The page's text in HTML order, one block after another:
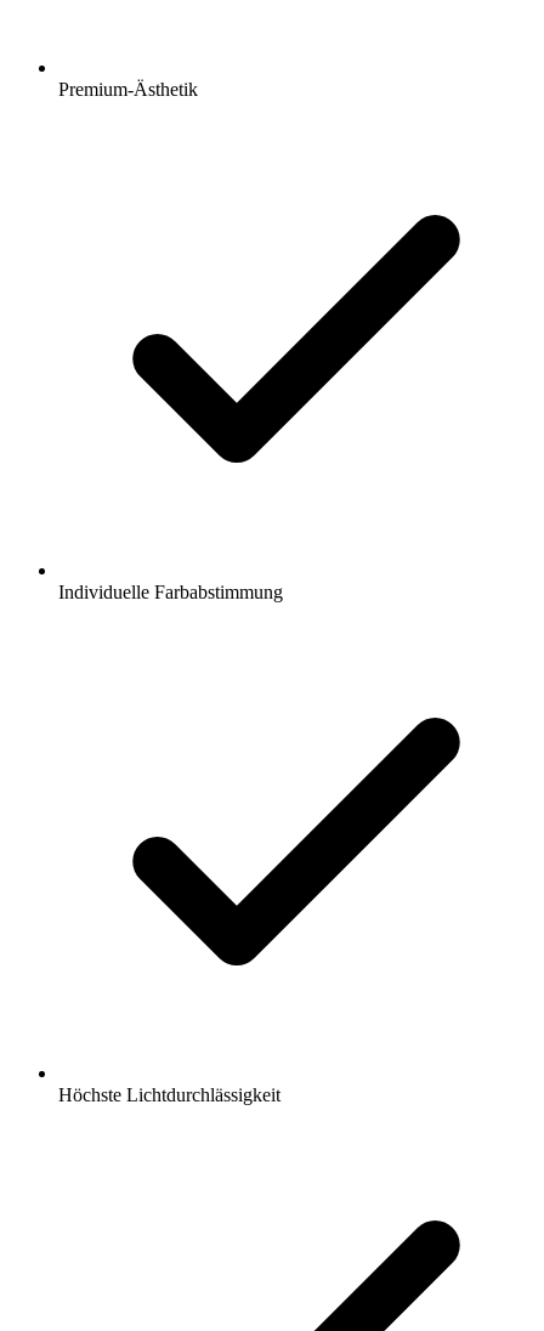
Premium-Ästhetik
Individuelle Farbabstimmung
Höchste Lichtdurchlässigkeit